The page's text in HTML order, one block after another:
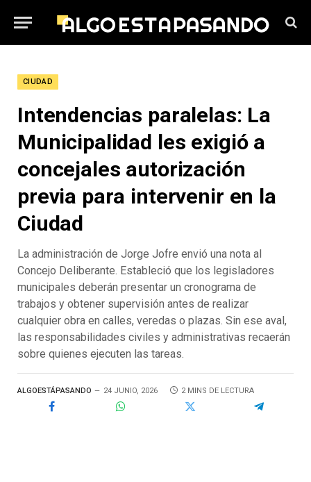
CIUDAD
Intendencias paralelas: La
Municipalidad les exigió a
concejales autorización
previa para intervenir en la
Ciudad
La administración de Jorge Jofre envió una nota al
Concejo Deliberante. Estableció que los legisladores
municipales deberán presentar un cronograma de
trabajos y obtener supervisión antes de realizar
cualquier obra en calles, veredas o plazas. Sin ese aval,
las responsabilidades civiles y administrativas recaerán
sobre quienes ejecuten las tareas.
ALGOESTÁPASANDO 24 JUNIO, 2026 2 MINS DE LECTURA